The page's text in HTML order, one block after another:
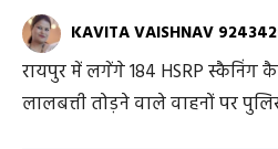
KAVITA VAISHNAV
रायपुर में लगेंगे 184 HSRP स्कैनिंग
लालबत्ती तोड़ने वाले वाहनों पर